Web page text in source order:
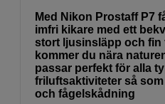
Med Nikon Prostaff P7
imfri kikare med ett
stort ljusinsläpp och fin
kommer du nära
passar perfekt för alla
friluftsaktiviteter så
och fågelskådning